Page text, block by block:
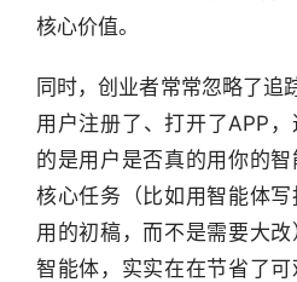
核心价值。
同时，创业者常常忽略了追
用户注册了、打开了APP
的是用户是否真的用你的
核心任务（比如用智能体
用的初稿，而不是需要大
智能体，实实在在节省了可